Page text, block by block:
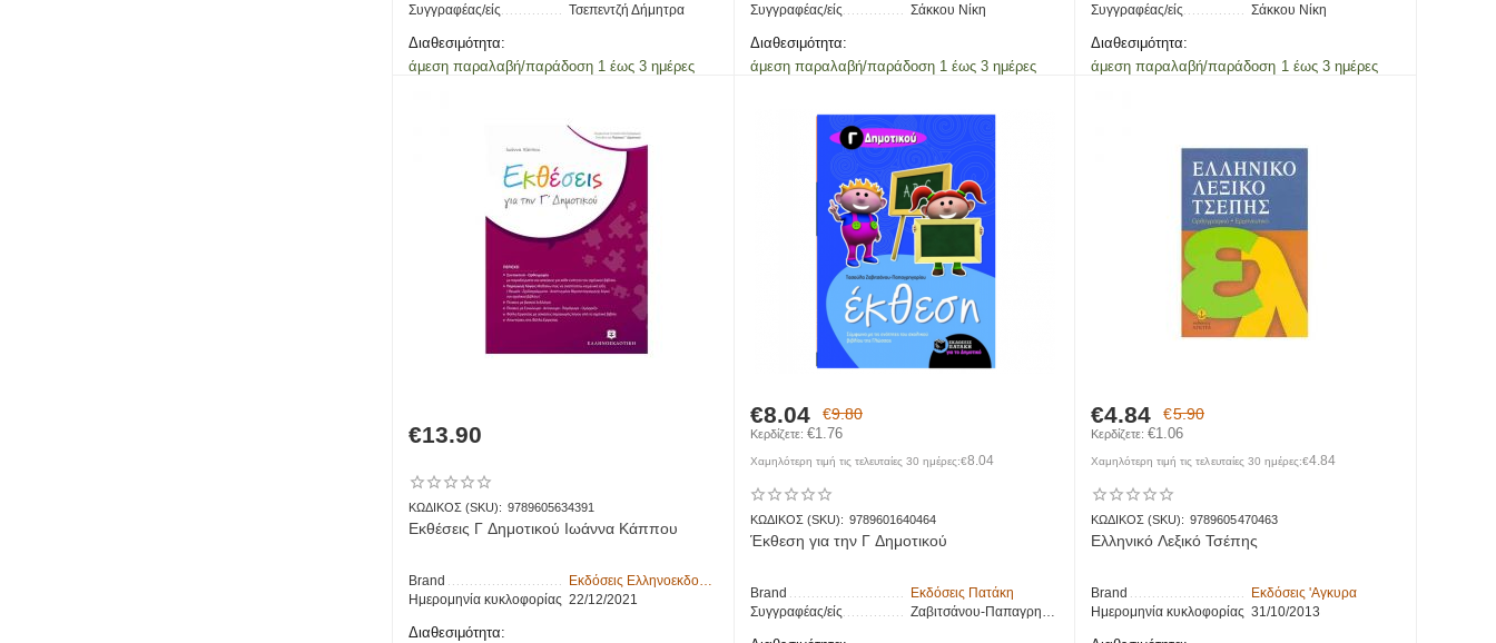
Συγγραφέας/είς
Τσεπεντζή Δήμητρα
Διαθεσιμότητα:
άμεση παραλαβή/παράδοση 1 έως 3 ημέρες
Συγγραφέας/είς
Σάκκου Νίκη
Διαθεσιμότητα:
άμεση παραλαβή/παράδοση 1 έως 3 ημέρες
Συγγραφέας/είς
Σάκκου Νίκη
Διαθεσιμότητα:
άμεση παραλαβή/παράδοση 1 έως 3 ημέρες
€13.90
ΚΩΔΙΚΟΣ (SKU): 9789605634391
Εκθέσεις Γ Δημοτικού Ιωάννα Κάππου
Brand
Εκδόσεις Ελληνοεκδοτική
Ημερομηνία κυκλοφορίας 22/12/2021
Διαθεσιμότητα:
€9.80
€8.04
Κερδίζετε: €1.76
Χαμηλότερη τιμή τις τελευταίες 30 ημέρες:€8.04
ΚΩΔΙΚΟΣ (SKU): 9789601640464
Έκθεση για την Γ Δημοτικού
Brand
Εκδόσεις Πατάκη
Συγγραφέας/είς
Ζαβιτσάνου-Παπαγρηγορίου Τασούλα
€5.90
€4.84
Κερδίζετε: €1.06
Χαμηλότερη τιμή τις τελευταίες 30 ημέρες:€4.84
ΚΩΔΙΚΟΣ (SKU): 9789605470463
Ελληνικό Λεξικό Τσέπης
Brand
Εκδόσεις 'Αγκυρα
Ημερομηνία κυκλοφορίας 31/10/2013